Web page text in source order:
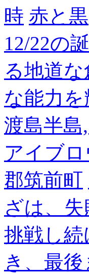
時 赤と黒
12/22の
る地道
な能力
渡島半島
アイブロ
郡筑前町
ざは、
挑戦し
き、最